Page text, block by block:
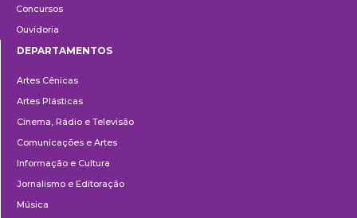
Concursos
Ouvidoria
DEPARTAMENTOS
Artes Cênicas
Artes Plásticas
Cinema, Rádio e Televisão
Comunicações e Artes
Informação e Cultura
Jornalismo e Editoração
Música